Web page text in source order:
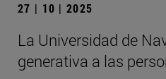
27 | 10 | 2025
La Universidad de
generativa a las